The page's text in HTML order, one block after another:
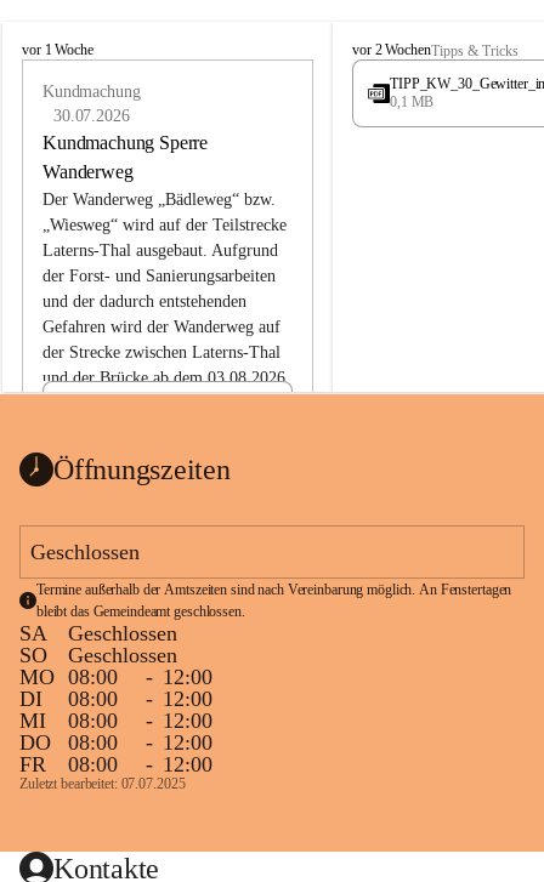
L
vor 1 Woche
Kundmachung
30.07.2026
Kundmachung Sperre
Wanderweg
Der Wanderweg „Bädleweg“ bzw.
„Wiesweg“ wird auf der Teilstrecke
Laterns-Thal ausgebaut. Aufgrund
der Forst- und Sanierungsarbeiten
und der dadurch entstehenden
Gefahren wird der Wanderweg auf
der Strecke zwischen Laterns-Thal
und der Brücke ab dem 03.08.2026
ht
1 Seite•0,1 MB
L
a
e
vor 2 WochenTipps & Tricks
0,1 MB
Öffnungszeiten
Geschlossen
Termine außerhalb der Amtszeiten sind nach Vereinbarung möglich. An Fenstertagen
bleibt das Gemeindeamt geschlossen.
SA
Geschlossen
SO
Geschlossen
MO 08:00 - 12:00
DI
08:00 - 12:00
MI
08:00 - 12:00
DO
08:00 - 12:00
FR
08:00 - 12:00
Zuletzt bearbeitet: 07.07.2025
Kontakte